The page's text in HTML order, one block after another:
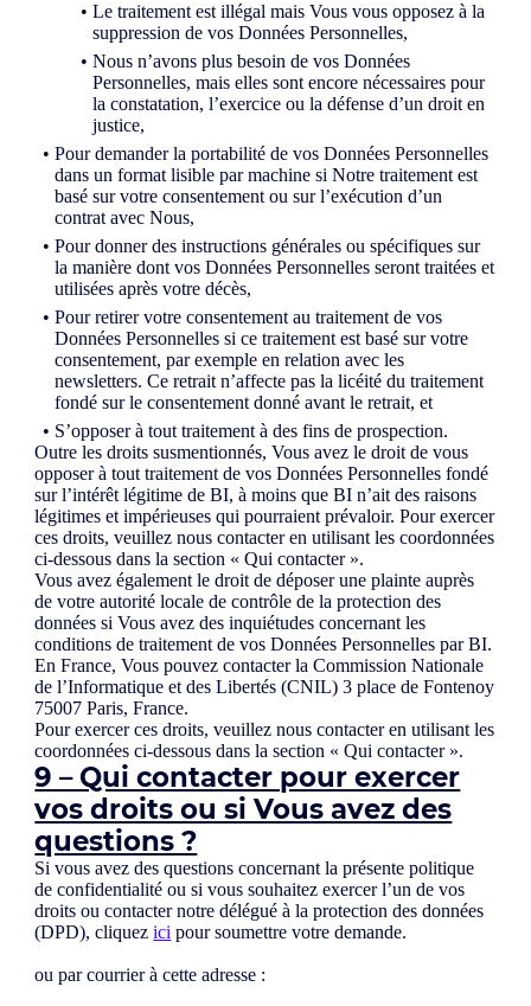
Le traitement est illégal mais Vous vous opposez à la
suppression de vos Données Personnelles,
Nous n’avons plus besoin de vos Données
Personnelles, mais elles sont encore nécessaires pour
la constatation, l’exercice ou la défense d’un droit en
justice,
Pour demander la portabilité de vos Données Personnelles
dans un format lisible par machine si Notre traitement est
basé sur votre consentement ou sur l’exécution d’un
contrat avec Nous,
Pour donner des instructions générales ou spécifiques sur
la manière dont vos Données Personnelles seront traitées et
utilisées après votre décès,
Pour retirer votre consentement au traitement de vos
Données Personnelles si ce traitement est basé sur votre
consentement, par exemple en relation avec les
newsletters. Ce retrait n’affecte pas la licéité du traitement
fondé sur le consentement donné avant le retrait, et
S’opposer à tout traitement à des fins de prospection.
Outre les droits susmentionnés, Vous avez le droit de vous
opposer à tout traitement de vos Données Personnelles fondé
sur l’intérêt légitime de BI, à moins que BI n’ait des raisons
légitimes et impérieuses qui pourraient prévaloir. Pour exercer
ces droits, veuillez nous contacter en utilisant les coordonnées
ci-dessous dans la section « Qui contacter ».
Vous avez également le droit de déposer une plainte auprès
de votre autorité locale de contrôle de la protection des
données si Vous avez des inquiétudes concernant les
conditions de traitement de vos Données Personnelles par BI.
En France, Vous pouvez contacter la Commission Nationale
de l’Informatique et des Libertés (CNIL) 3 place de Fontenoy
75007 Paris, France.
Pour exercer ces droits, veuillez nous contacter en utilisant les
coordonnées ci-dessous dans la section « Qui contacter ».
9 – Qui contacter pour exercer
vos droits ou si Vous avez des
questions ?
Si vous avez des questions concernant la présente politique
de confidentialité ou si vous souhaitez exercer l’un de vos
droits ou contacter notre délégué à la protection des données
(DPD), cliquezici pour soumettre votre demande.
ou par courrier à cette adresse :